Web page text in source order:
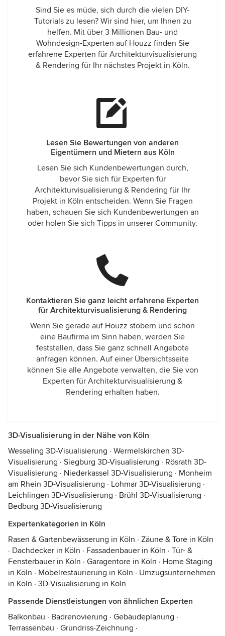
Sind Sie es müde, sich durch die vielen DIY-
Tutorials zu lesen? Wir sind hier, um Ihnen zu
helfen. Mit über 3 Millionen Bau- und
Wohndesign-Experten auf Houzz finden Sie
erfahrene Experten für Architekturvisualisierung
& Rendering für Ihr nächstes Projekt in Köln.
Lesen Sie Bewertungen von anderen
Eigentümern und Mietern aus Köln
Lesen Sie sich Kundenbewertungen durch,
bevor Sie sich für Experten für
Architekturvisualisierung & Rendering für Ihr
Projekt in Köln entscheiden. Wenn Sie Fragen
haben, schauen Sie sich Kundenbewertungen an
oder holen Sie sich Tipps in unserer Community.
Kontaktieren Sie ganz leicht erfahrene Experten
für Architekturvisualisierung & Rendering
Wenn Sie gerade auf Houzz stöbern und schon
eine Baufirma im Sinn haben, werden Sie
feststellen, dass Sie ganz schnell Angebote
anfragen können. Auf einer Übersichtsseite
können Sie alle Angebote verwalten, die Sie von
Experten für Architekturvisualisierung &
Rendering erhalten haben.
3D-Visualisierung in der Nähe von Köln
Wesseling 3D-Visualisierung · Wermelskirchen 3D-
Visualisierung · Siegburg 3D-Visualisierung · Rösrath 3D-
Visualisierung · Niederkassel 3D-Visualisierung · Monheim
am Rhein 3D-Visualisierung · Lohmar 3D-Visualisierung ·
Leichlingen 3D-Visualisierung · Brühl 3D-Visualisierung ·
Bedburg 3D-Visualisierung
Expertenkategorien in Köln
Rasen & Gartenbewässerung in Köln · Zäune & Tore in Köln
· Dachdecker in Köln · Fassadenbauer in Köln · Tür- &
Fensterbauer in Köln · Garagentore in Köln · Home Staging
in Köln · Möbelrestaurierung in Köln · Umzugsunternehmen
in Köln · 3D-Visualisierung in Köln
Passende Dienstleistungen von ähnlichen Experten
Balkonbau · Badrenovierung · Gebäudeplanung ·
Terrassenbau · Grundriss-Zeichnung ·